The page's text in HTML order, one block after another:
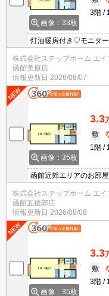
画像：33枚
3階
灯油暖房付き♡モニタ
別！！駐車場1台無料☆
株式会社ステップホーム エイ
函館美原店
情報更新日 2026/08/07
画像：35枚
3.3
敷
1階
函館近郊エリアのお部
い インターネット無
ですね★モニター付きイ
株式会社ステップホーム エイ
函館五稜郭店
情報更新日 2026/08/08
画像：35枚
3.3
敷
3階